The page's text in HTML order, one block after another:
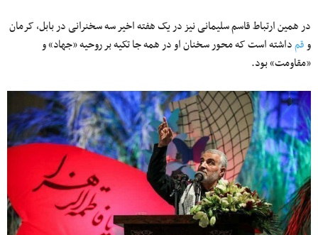
در همین ارتباط قاسم سلیمانی نیز در یک هفته اخیر سه سخنرانی در بابل، کرمان
وقمداشته است که محور سخنان او در همه جا تکیه بر روحیه «جهاد» و
«مقاومت» بود.